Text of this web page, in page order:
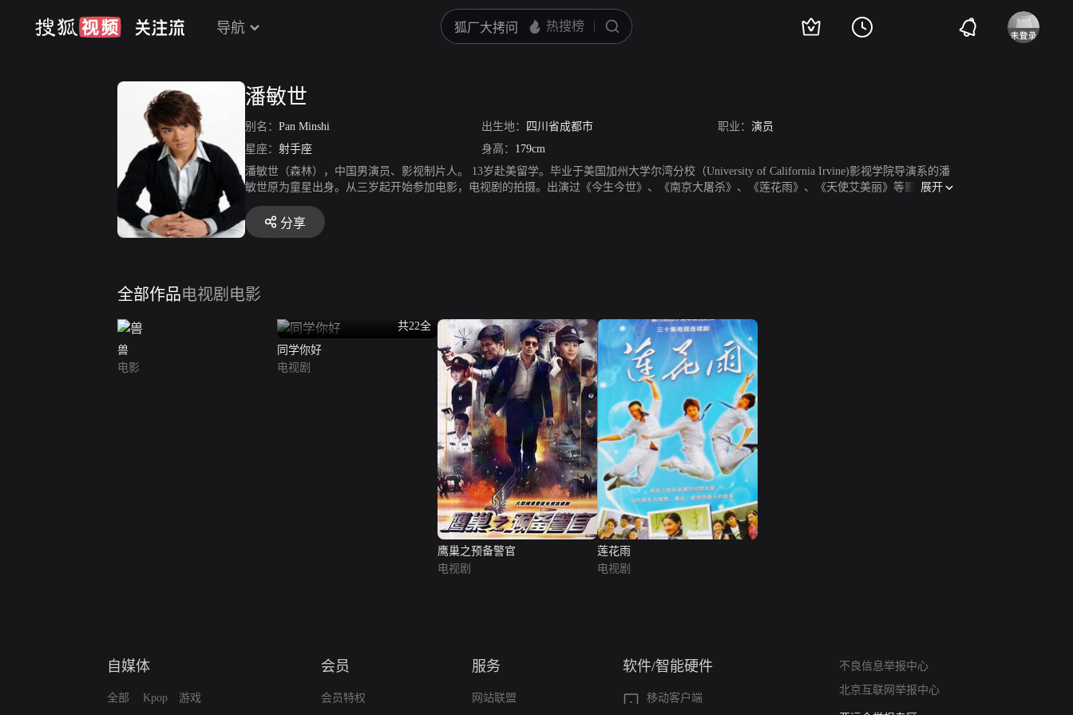
导航
潘敏世
别名： Pan Minshi 出生地： 四川省成都市 职业： 演员
星座： 射手座 身高： 179cm
潘敏世（森林），中国男演员、影视制片人。 13岁赴美留学。毕业于美国加州大学尔湾分校（University of California Irvine)影视学院导演系的潘
敏世原为童星出身。从三岁起开始参加电影，电视剧的拍摄。出演过《今生今世》、《南京大屠杀》、《莲花雨》、《天使艾美丽》等影视作
品。 同时热爱音乐，他的音乐作品曾在国外多次演出，大受好评。《莲花雨》中就有多首原创音乐出自其手。主演的电视剧《鹰巢之预备警官》
于2011年在央视黄金档播出后引来不少关注。毕业后决定回国发展，以制片人的身份创作了多部影视作品，演戏制片两不误。
展开
分享
全部作品电视剧 电影
兽
电影
共22全
同学你好
电视剧
鹰巢之预备警官
电视剧
莲花雨
电视剧
自媒体
全部 Kpop 游戏
会员
会员特权
服务
网站联盟
软件/智能硬件
移动客户端
不良信息举报中心
北京互联网举报中心
算法推荐专项举报